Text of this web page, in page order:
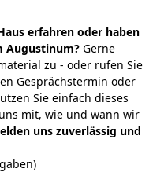
erfahren oder haben
Augustinum? Gerne
zu - oder rufen Sie
Gesprächstermin oder
Sie einfach dieses
mit, wie und wann wir
uns zuverlässig und